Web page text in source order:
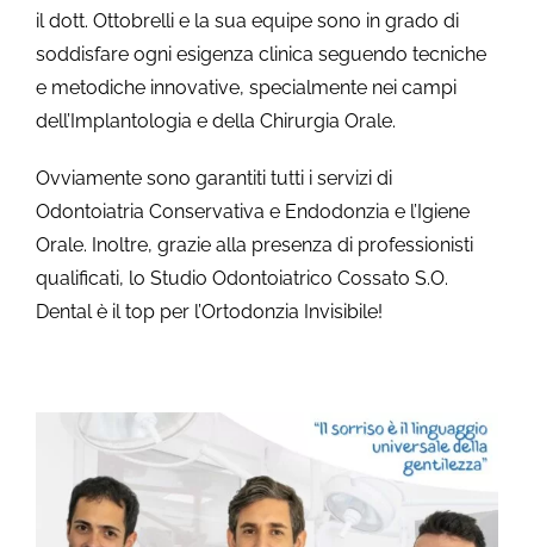
il dott. Ottobrelli e la sua equipe sono in grado di
soddisfare ogni esigenza clinica seguendo tecniche
e metodiche innovative, specialmente nei campi
dell’Implantologia e della Chirurgia Orale.
Ovviamente sono garantiti tutti i servizi di
Odontoiatria Conservativa e Endodonzia e l’Igiene
Orale. Inoltre, grazie alla presenza di professionisti
qualificati, lo Studio Odontoiatrico Cossato S.O.
Dental è il top per l’Ortodonzia Invisibile!